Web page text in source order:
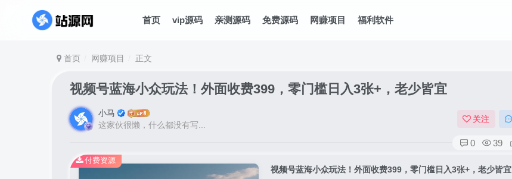
首页 vip源码 亲测源码 免费源码 网赚项目 福利软件
首页 网赚项目 正文
视频号蓝海小众玩法！外面收费399，零门槛日入3张+，老少皆宜
小马
这家伙很懒，什么都没有写...
关注
0 39
视频号蓝海小众玩法！外面收费399，零门槛日入3张+，老少皆宜
付费资源